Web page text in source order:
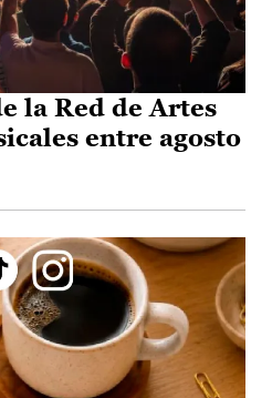
la Red de Artes
entre agosto